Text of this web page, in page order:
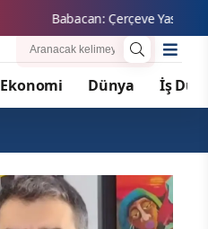
Babacan: Çerçeve Yasa
Ekonomi Dünya İş